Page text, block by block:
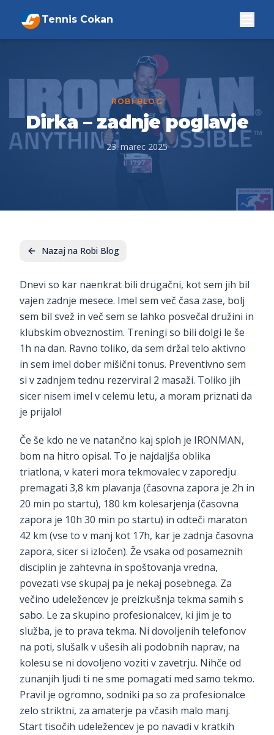
Tennis Cokan
ROBI BLOG
Dirka – zadnje poglavje
23. marec 2025
Nazaj na Robi Blog
Dnevi so kar naenkrat bili drugačni, kot sem jih bil
vajen zadnje mesece. Imel sem več časa zase, bolj
sem bil svež in več sem se lahko posvečal družini in
klubskim obveznostim. Treningi so bili dolgi le še
1h na dan. Ravno toliko, da sem držal telo aktivno
in sem imel dober mišični tonus. Preventivno sem
si v zadnjem tednu rezerviral 2 masaži. Toliko jih
sicer nisem imel v celemu letu, a moram priznati da
je prijalo!
Če še kdo ne ve natančno kaj sploh je IRONMAN,
bom na hitro opisal. To je najdaljša oblika
triatlona, v kateri mora tekmovalec v zaporedju
premagati 3,8 km plavanja (časovna zapora je 2h in
20 min po startu), 180 km kolesarjenja (časovna
zapora je 10h 30 min po startu) in odteči maraton
42 km (vse to v manj kot 17h, kar je zadnja časovna
zapora, sicer si izločen). Že vsaka od posameznih
disciplin je zahtevna in spoštovanja vredna,
povezati vse skupaj pa je nekaj posebnega. Za
večino udeležencev je preizkušnja tekma samih s
sabo. Le za skupino profesionalcev, ki jim je to
služba, je to prava tekma. Ni dovoljenih telefonov
na poti, slušalk v ušesih ali podobnih naprav, na
kolesu se ni dovoljeno voziti v zavetrju. Nihče od
zunanjih ljudi ti ne sme pomagati med samo tekmo.
Pravil je ogromno, sodniki pa so za profesionalce
zelo striktni, za amaterje pa včasih malo manj.
Start tisočih udeležencev je po navadi v kratkih